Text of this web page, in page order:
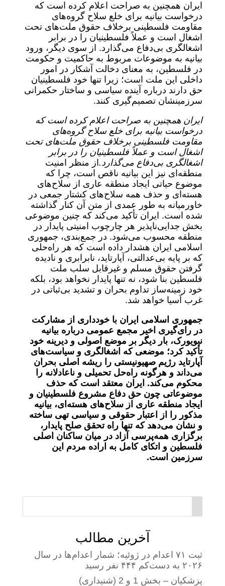
ایران همچنین به صراحت اعلام کرده است که
درخواست بیانیه برای خلع سلاح گروه‌های
مقاومت فلسطینی برخلاف حقوق ملت‌های تحت
اشغال است و عملاً فلسطینیان را در برابر
اشغالگری بی‌دفاع می‌گذارد. از سوی دیگر، ورود
بیانیه به موضوعات مربوط به حاکمیت و حکومت
در فلسطین، به معنای دخالت آشکار در امور
داخلی این ملت است؛ زیرا تنها خود فلسطینیان
حق دارند درباره آینده سیاسی و ساختار حکمرانی
سرزمینشان تصمیم‌گیری کنند.
ایران همچنین به صراحت اعلام کرده است که
درخواست بیانیه برای خلع سلاح گروه‌های
مقاومت فلسطینی برخلاف حقوق ملت‌های تحت
اشغال است و عملاً فلسطینیان را در برابر
اشغالگری بی‌دفاع می‌گذارد.از منظر امنیت
منطقه‌ای نیز این بیانیه ناقص است، چرا که
موضوع حیاتی ایجاد منطقه عاری از سلاح‌های
هسته‌ای و حذف همه سلاح‌های کشتار جمعی در
خاورمیانه به طور عمدی از متن آن کنار گذاشته
شده است. ایران تأکید می‌کند که چنین موضوعی
بخش جدایی‌ناپذیر هر چارچوب امنیتی پایدار در
منطقه محسوب می‌شود. در جمع‌بندی، جمهوری
اسلامی ایران هشدار داده است که هر راه‌حلی
که بر پایه بی‌عدالتی، آپارتاید، نابرابری و نادیده
گرفتن حقوق مسلم و غیرقابل سلب ملت
فلسطین بنا شود، نه تنها پایدار نخواهد بود، بلکه
خود زمینه‌ساز تداوم بحران و تشدید بی‌ثباتی در
غرب آسیا خواهد شد.
جمهوری اسلامی ایران با خودداری از مشارکت
در رای‌گیری اخیر مجمع عمومی درباره بیانیه
نیویورک، بار دیگر بر موضع اصولی و دیرینه خود
تأکید کرد؛ موضعی که اشغالگری و سیاست‌های
آپارتاید رژیم صهیونیستی را ریشه اصلی بحران
می‌داند و هرگونه راه‌حل تحمیلی و ناعادلانه را
محکوم می‌کند. ایران معتقد است که حذف
موضوعاتی چون حق دفاع مشروع فلسطینیان و
ایجاد منطقه عاری از سلاح‌های هسته‌ای، بیانیه
مذکور را از اعتبار حقوقی و سیاسی تهی ساخته
و نشان می‌دهد که تنها راه تحقق صلح پایدار،
برگزاری همه‌پرسی آزاد در میان ساکنان اصلی
فلسطین و اتکای کامل به اراده مردم این
سرزمین است.
آخرین مطالب
ثبت ۷۱ اعدام در ژوئیه؛ شمار اعدام‌ها در سال
۲۰۲۶ به دست‌کم ۴۴۴ نفر رسید
پزشکیان – بخش 1 و 2 (شنیداری)